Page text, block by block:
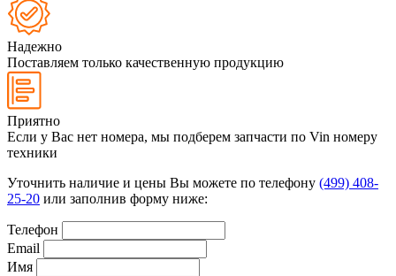
Надежно
Поставляем только качественную продукцию
Приятно
Если у Вас нет номера, мы подберем запчасти по Vin номеру
техники
Уточнить наличие и цены Вы можете по телефону (499) 408-
25-20 или заполнив форму ниже:
Телефон
Email
Имя